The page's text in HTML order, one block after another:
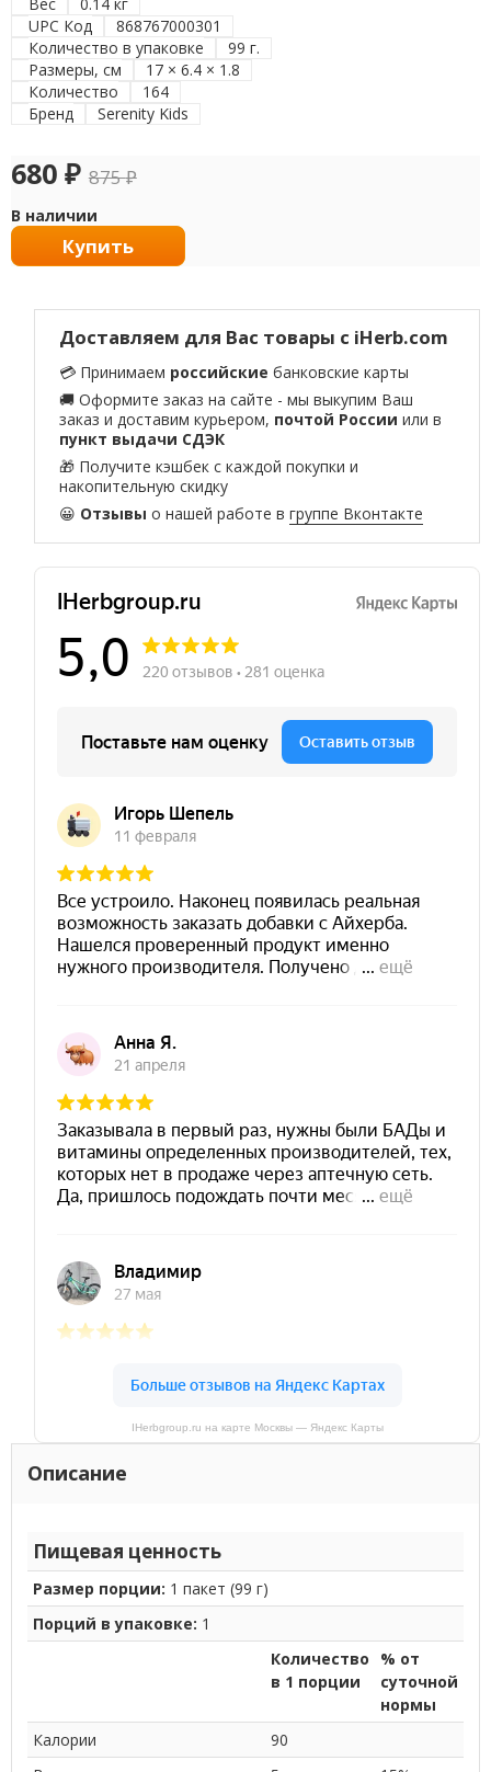
Вес
0.14 кг
UPC Код
868767000301
Количество в упаковке
99 г.
Размеры, см
17 × 6.4 × 1.8
Количество
164
Бренд
Serenity Kids
680 ₽ 875₽
В наличии
Купить
Доставляем для Вас товары с iHerb.com
💳 Принимаем российские банковские карты
🚚 Оформите заказ на сайте - мы выкупим Ваш
заказ и доставим курьером, почтой России или в
пункт выдачи СДЭК
🎁 Получите кэшбек с каждой покупки и
накопительную скидку
😀 Отзывы о нашей работе вгруппе Вконтакте
IHerbgroup.ru на карте Москвы — Яндекс Карты
Описание
Пищевая ценность
Размер порции: 1 пакет (99 г)
Порций в упаковке: 1
Количество
в 1 порции
% от
суточной
нормы
Калории
90